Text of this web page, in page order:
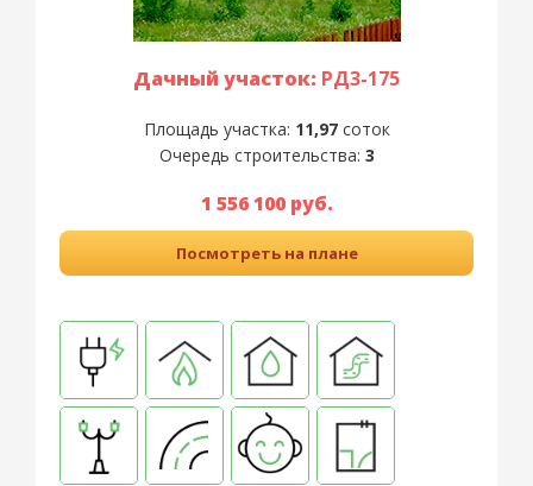
Дачный участок: РД3-175
Площадь участка: 11,97соток
Очередь строительства: 3
1 556 100 руб.
Посмотреть на плане